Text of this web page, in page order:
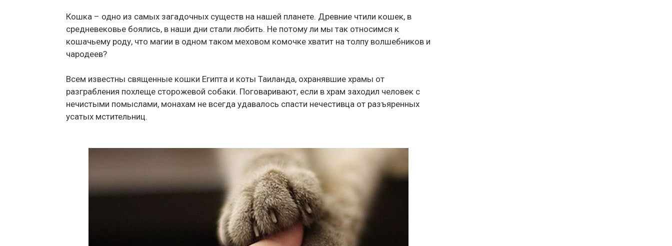
Кошка – одно из самых загадочных существ на нашей планете. Древние чтили кошек, в
средневековье боялись, в наши дни стали любить. Не потому ли мы так относимся к
кошачьему роду, что магии в одном таком меховом комочке хватит на толпу волшебников и
чародеев?
Всем известны священные кошки Египта и коты Таиланда, охранявшие храмы от
разграбления похлеще сторожевой собаки. Поговаривают, если в храм заходил человек с
нечистыми помыслами, монахам не всегда удавалось спасти нечестивца от разъяренных
усатых мстительниц.